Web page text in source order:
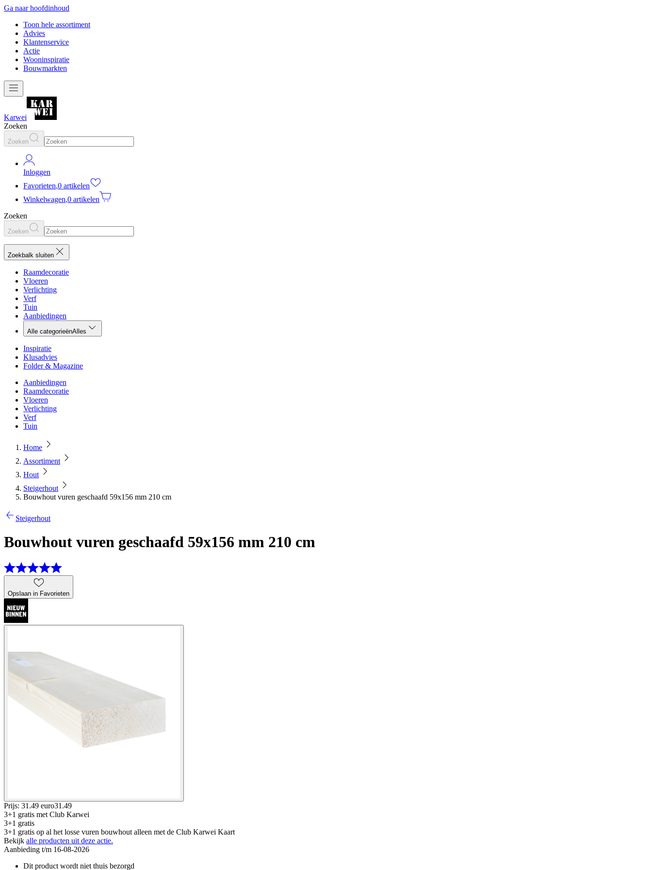
Ga naar hoofdinhoud
Toon hele assortiment
Advies
Klantenservice
Actie
Wooninspiratie
Bouwmarkten
Karwei
Zoeken
Zoeken
Inloggen
Favorieten,0 artikelen
Winkelwagen,0 artikelen
Zoeken
Zoeken
Zoekbalk sluiten
Raamdecoratie
Vloeren
Verlichting
Verf
Tuin
Aanbiedingen
Alle categorieënAlles
Inspiratie
Klusadvies
Folder & Magazine
Aanbiedingen
Raamdecoratie
Vloeren
Verlichting
Verf
Tuin
Home
Assortiment
Hout
Steigerhout
Bouwhout vuren geschaafd 59x156 mm 210 cm
Steigerhout
Bouwhout vuren geschaafd 59x156 mm 210 cm
Opslaan in Favorieten
Prijs: 31.49 euro31 .49
3+1 gratis met Club Karwei
3+1 gratis
3+1 gratis op al het losse vuren bouwhout alleen met de Club Karwei Kaart
Bekijk alle producten uit deze actie.
Aanbieding t/m 16-08-2026
Dit product wordt niet thuis bezorgd